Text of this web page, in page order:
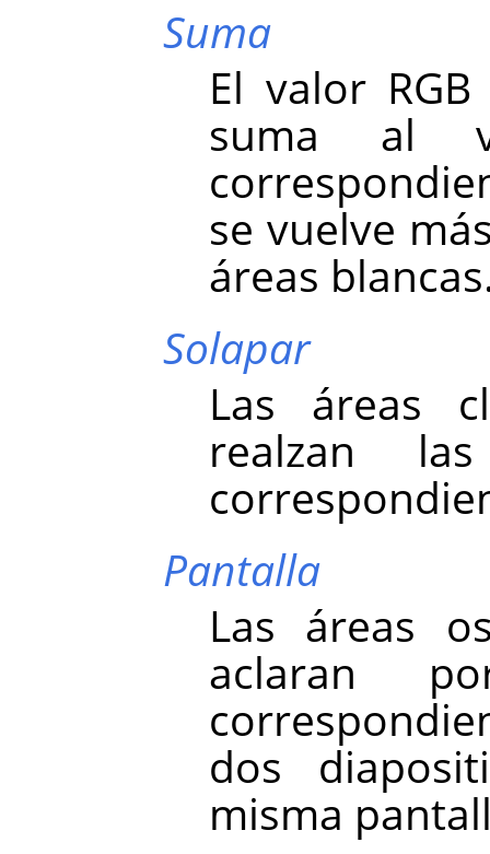
Suma
El valor
suma al
se vuelve
áreas
Solapar
Las áreas
realzan
Pantalla
Las áreas
aclaran
dos
misma